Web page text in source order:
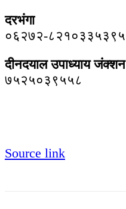
दरभंगा
०६२७२-८२१०३३५३९५
दीनदयाल उपाध्याय जंक्शन
७५२५०३९५५८
Source link